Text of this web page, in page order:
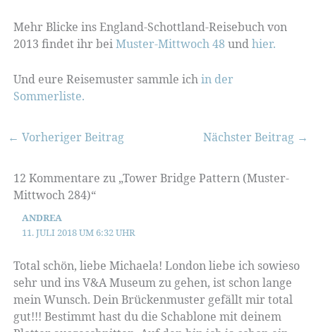
Mehr Blicke ins England-Schottland-Reisebuch von
2013 findet ihr beiMuster-Mittwoch 48 undhier.
Und eure Reisemuster sammle ichin der
Sommerliste.
← Vorheriger Beitrag Nächster Beitrag →
12 Kommentare zu „Tower Bridge Pattern (Muster-
Mittwoch 284)“
ANDREA
11. JULI 2018 UM 6:32 UHR
Total schön, liebe Michaela! London liebe ich sowieso
sehr und ins V&A Museum zu gehen, ist schon lange
mein Wunsch. Dein Brückenmuster gefällt mir total
gut!!! Bestimmt hast du die Schablone mit deinem